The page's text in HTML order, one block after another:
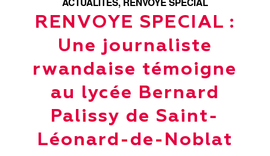
RENVOYE SPECIAL :
Une journaliste
rwandaise témoigne
au lycée Bernard
Palissy de Saint-
Léonard-de-Noblat